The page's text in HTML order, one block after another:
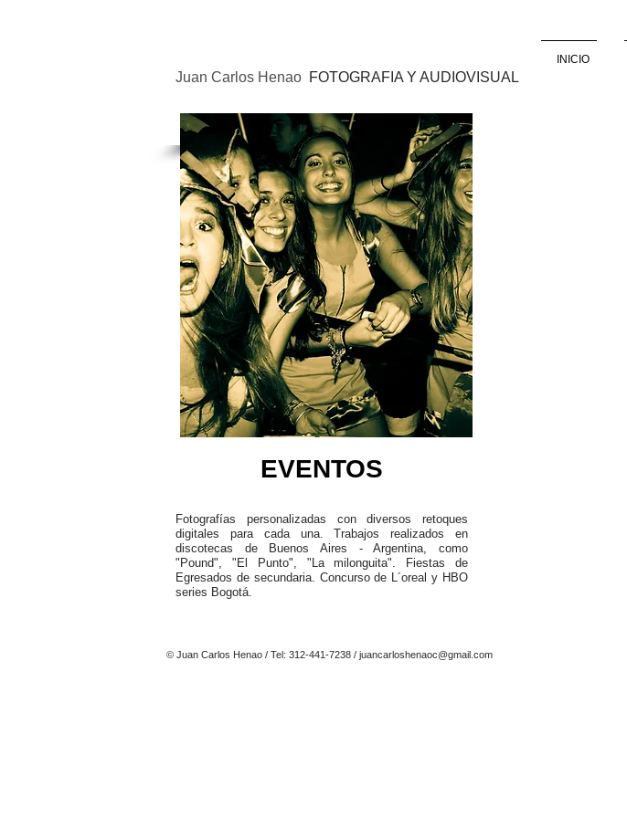
Juan Carlos Henao FOTOGRAFIA Y AUDIOVISUAL
INICIO
EVENTOS
Fotografías personalizadas con diversos retoques
digitales para cada una. Trabajos realizados en
discotecas de Buenos Aires - Argentina, como
"Pound", "El Punto", "La milonguita". Fiestas de
Egresados de secundaria. Concurso de L´oreal y HBO
series Bogotá.
© Juan Carlos Henao / Tel: 312-441-7238 / juancarloshenaoc@gmail .com